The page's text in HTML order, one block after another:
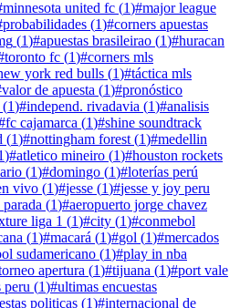
minnesota united fc (1)#major league
probabilidades (1)#corners apuestas
(1)#apuestas brasileirao (1)#huracan
toronto fc (1)#corners mls
york red bulls (1)#táctica mls
valor de apuesta (1)#pronóstico
(1)#independ. rivadavia (1)#analisis
fc cajamarca (1)#shine soundtrack
(1)#nottingham forest (1)#medellin
)#atletico mineiro (1)#houston rockets
(1)#domingo (1)#loterías perú
vivo (1)#jesse (1)#jesse y joy peru
(1)#aeropuerto jorge chavez
liga 1 (1)#city (1)#conmebol
(1)#macará (1)#gol (1)#mercados
sudamericano (1)#play in nba
apertura (1)#tijuana (1)#port vale
peru (1)#ultimas encuestas
politicas (1)#internacional de